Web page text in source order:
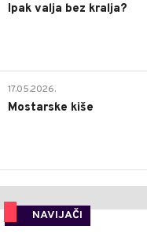
Ipak valja bez kralja?
17.05.2026.
Mostarske kiše
NAVIJAČI